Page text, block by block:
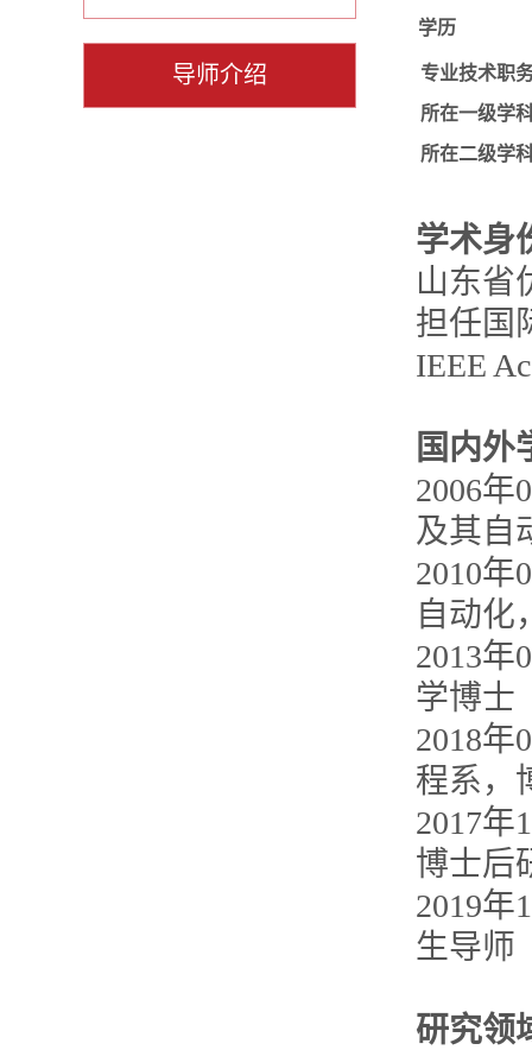
导师介绍
学历
专业技术职
所在一级学
所在二级学
学术身
山东省
担任国
IEEE
国内外
2006年
及其自
2010年
自动化
2013年
学博士
2018年
程系，
2017年
博士后
2019年
生导师
研究领